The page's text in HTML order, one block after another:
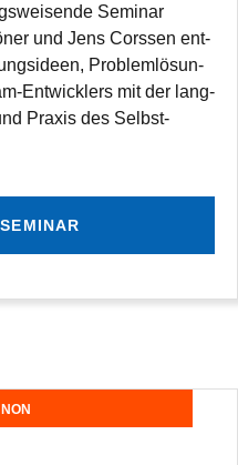
Semi­nar
und Jens Corssen ent­
Pro­blem­lö­sun­
Ent­wick­lers mit der lang­
Pra­xis des Selbst-